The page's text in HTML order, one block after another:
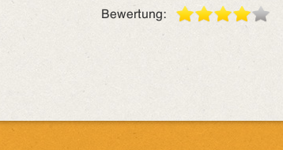
Bewertung: